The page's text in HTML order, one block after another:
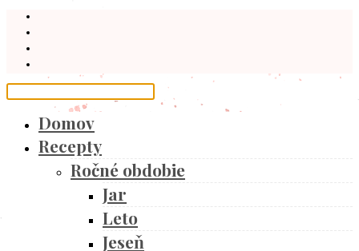
Domov
Recepty
Ročné obdobie
Jar
Leto
Jeseň